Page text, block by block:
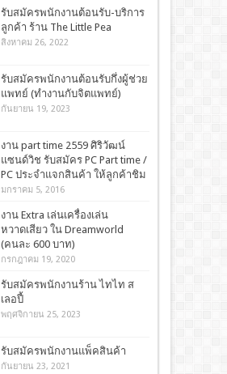
รับสมัครพนักงานต้อนรับ-บริการ
ลูกค้า ร้าน The Little Pea
สิงหาคม 26, 2022
รับสมัครพนักงานต้อนรับกึ่งผู้ช่วย
แพทย์ (ทำงานกับจิตแพทย์)
กันยายน 19, 2023
งาน part time 2559 ศิริวัฒน์
แซนด์วิช รับสมัคร PC Part time /
PC ประจำแจกสินค้า ให้ลูกค้าชิม
มกราคม 5, 2016
งาน Extra เล่นเครื่องเล่น
หวาดเสียว ใน Dreamworld
(คนละ 600 บาท)
กรกฎาคม 19, 2020
รับสมัครพนักงานร้าน ไทไท ส
เลอปี้
พฤศจิกายน 25, 2023
รับสมัครพนักงานแพ็คสินค้า
กันยายน 23, 2021